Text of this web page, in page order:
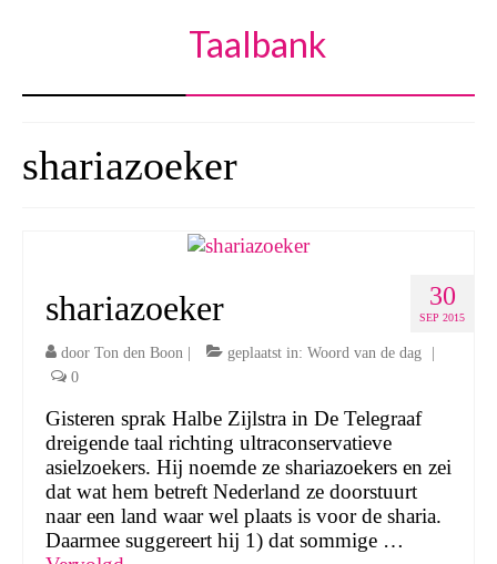
Taalbank
shariazoeker
30
SEP 2015
shariazoeker
door Ton den Boon | geplaatst in: Woord van de dag
|
0
Gisteren sprak Halbe Zijlstra in De Telegraaf
dreigende taal richting ultraconservatieve
asielzoekers. Hij noemde ze shariazoekers en zei
dat wat hem betreft Nederland ze doorstuurt
naar een land waar wel plaats is voor de sharia.
Daarmee suggereert hij 1) dat sommige …